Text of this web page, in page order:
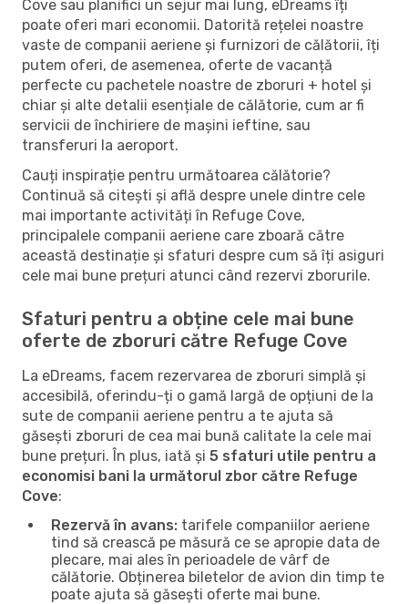
Cove sau planifici un sejur mai lung, eDreams îți
poate oferi mari economii. Datorită rețelei noastre
vaste de companii aeriene și furnizori de călătorii, îți
putem oferi, de asemenea, oferte de vacanță
perfecte cu pachetele noastre de zboruri + hotel și
chiar și alte detalii esențiale de călătorie, cum ar fi
servicii de închiriere de mașini ieftine, sau
transferuri la aeroport.
Cauți inspirație pentru următoarea călătorie?
Continuă să citești și află despre unele dintre cele
mai importante activități în Refuge Cove,
principalele companii aeriene care zboară către
această destinație și sfaturi despre cum să îți asiguri
cele mai bune prețuri atunci când rezervi zborurile.
Sfaturi pentru a obține cele mai bune
oferte de zboruri către Refuge Cove
La eDreams, facem rezervarea de zboruri simplă și
accesibilă, oferindu-ți o gamă largă de opțiuni de la
sute de companii aeriene pentru a te ajuta să
găsești zboruri de cea mai bună calitate la cele mai
bune prețuri. În plus, iată și 5 sfaturi utile pentru a
economisi bani la următorul zbor către Refuge
Cove:
Rezervă în avans: tarifele companiilor aeriene
tind să crească pe măsură ce se apropie data de
plecare, mai ales în perioadele de vârf de
călătorie. Obținerea biletelor de avion din timp te
poate ajuta să găsești oferte mai bune.